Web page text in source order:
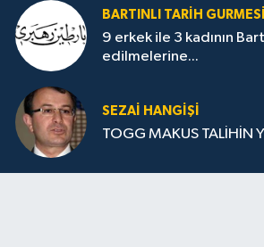
BARTINLI TARIH GURMESI
9 erkek ile 3 kadının
edilmelerine...
SEZAI HANGİŞİ
TOGG MAKUS TALİHİN